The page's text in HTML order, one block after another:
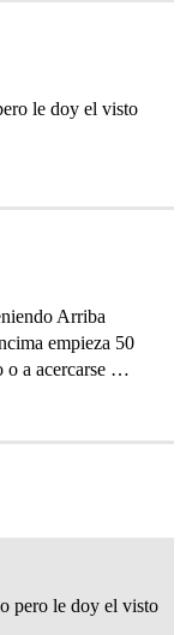
le doy el visto
Arriba
empieza 50
o a acercarse …
pero le doy el visto